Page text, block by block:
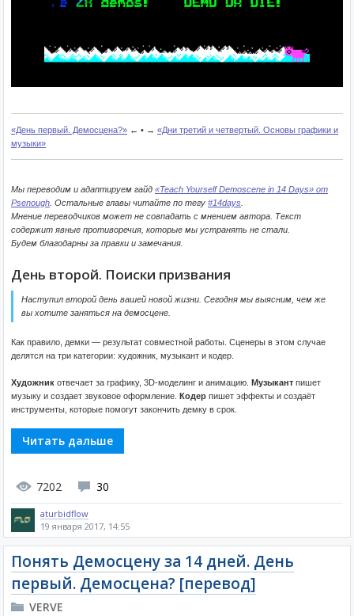
«День первый. Демосцена?» ← • → «Дни третий и четвертый. Основы графики и
музыки»
Мы переводим и адаптируем гайд «Teach Yourself Demoscene in 14 Days» от
Psenough . Остальные главы читайте по тегу #14days
Мнение переводчиков может не совпадать с мнением автора. Текст
содержит явные противоречия, которые мы устранять не стали.
Будем благодарны за правки и замечания.
День второй. Поиски призвания
Наступил второй день вашей новой жизни. Сегодня мы выясним, чем же
вы хотите заняться на демосцене.
Как правило, демки — результат совместной работы. Сценеры в этом случае
делятся на три категории: художник, музыкант и кодер.
Художник отвечает за графику, 3D-моделинг и анимацию. Музыкант пишет
музыку и создает звуковое оформление. Кодер пишет эффекты и создаёт
инструменты, которые помогут закончить демку в срок.
Читать дальше
7202 30
aturbidflow
19 января 2017, 14:55
Понять Демосцену за 14 дней. День
первый. Демосцена? [перевод]
VERVE